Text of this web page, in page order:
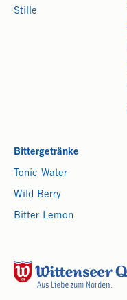
Stille
Bittergetränke
Tonic Water
Wild Berry
Bitter Lemon